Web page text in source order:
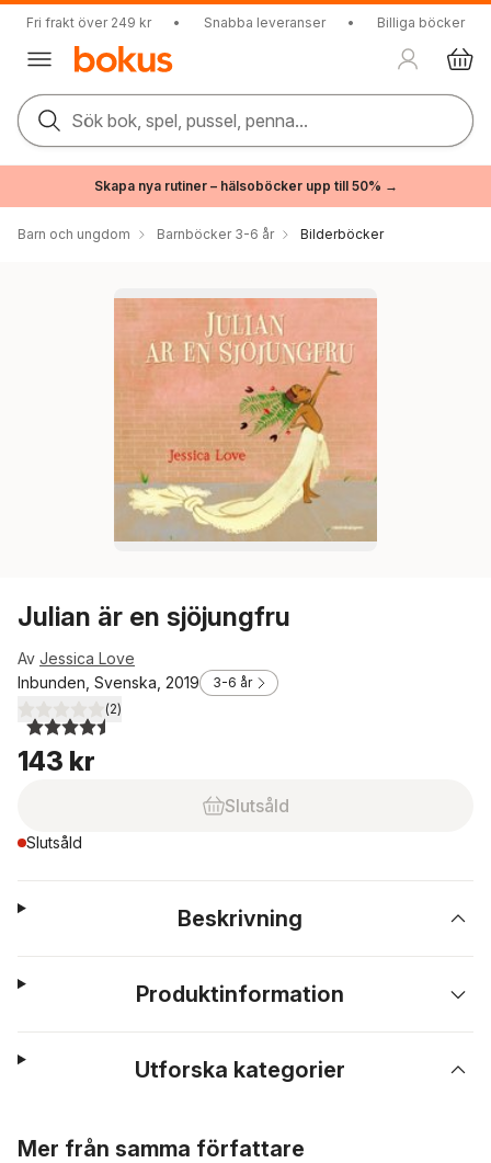
Fri frakt över 249 kr • Snabba leveranser • Billiga böcker
Sök bok, spel, pussel, penna...
Skapa nya rutiner – hälsoböcker upp till 50% →
Barn och ungdom Barnböcker 3-6 år Bilderböcker
Julian är en sjöjungfru
Av Jessica Love
Inbunden, Svenska, 2019
3-6 år
4,5utav 5 stjärnor. Totalt antal röster:
(2)
143 kr
Slutsåld
Slutsåld
Beskrivning
Produktinformation
Utforska kategorier
Mer från samma författare